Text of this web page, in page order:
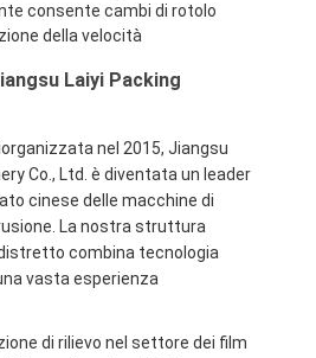
soffiata colata
consente cambi di rotolo
della velocità
Laiyi Packing
nel 2015, Jiangsu
Co., Ltd. è diventata un leader
cinese delle macchine di
La nostra struttura
combina tecnologia
vasta esperienza
di rilievo nel settore dei film